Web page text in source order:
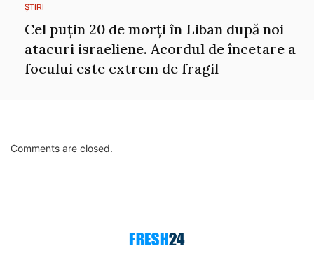
ȘTIRI
Cel puțin 20 de morți în Liban după noi
atacuri israeliene. Acordul de încetare a
focului este extrem de fragil
Comments are closed.